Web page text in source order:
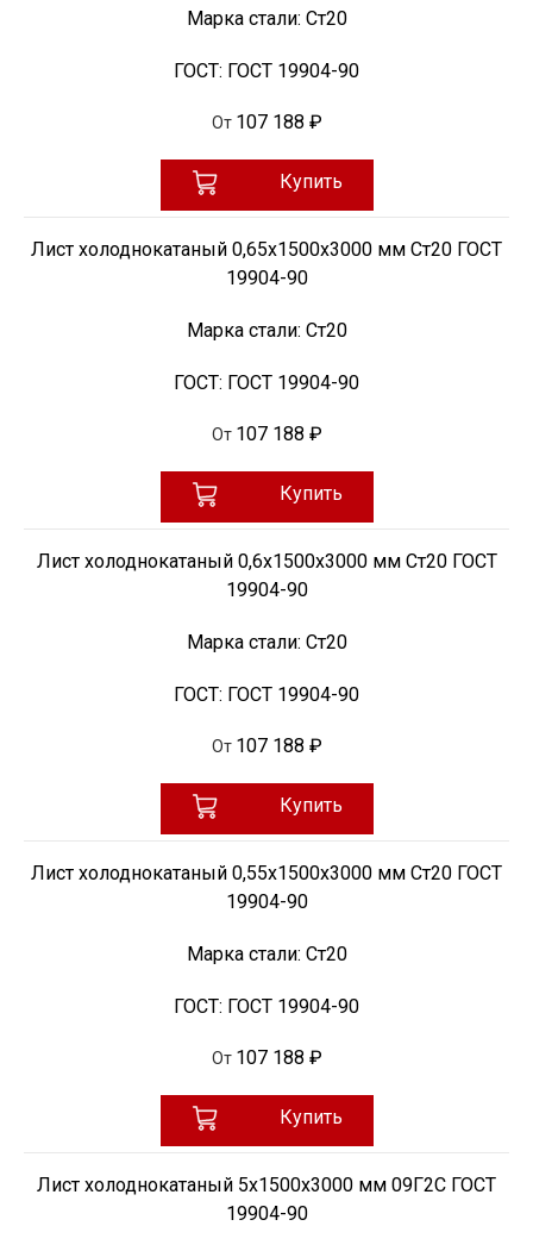
Марка стали: Ст20
ГОСТ: ГОСТ 19904-90
От 107 188 ₽
Купить
Лист холоднокатаный 0,65х1500х3000 мм Ст20 ГОСТ
19904-90
Марка стали: Ст20
ГОСТ: ГОСТ 19904-90
От 107 188 ₽
Купить
Лист холоднокатаный 0,6х1500х3000 мм Ст20 ГОСТ
19904-90
Марка стали: Ст20
ГОСТ: ГОСТ 19904-90
От 107 188 ₽
Купить
Лист холоднокатаный 0,55х1500х3000 мм Ст20 ГОСТ
19904-90
Марка стали: Ст20
ГОСТ: ГОСТ 19904-90
От 107 188 ₽
Купить
Лист холоднокатаный 5х1500х3000 мм 09Г2С ГОСТ
19904-90